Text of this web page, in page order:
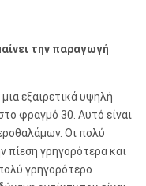
την παραγωγή
εξαιρετικά υψηλή
φραγμό 30. Αυτό είναι
Οι πολύ
πίεση γρηγορότερα και
γρηγορότερο